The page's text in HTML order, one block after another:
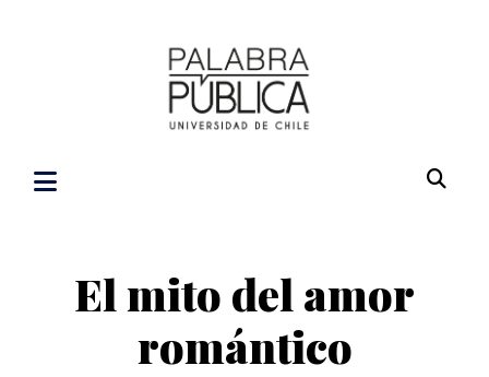
El mito del amor
romántico